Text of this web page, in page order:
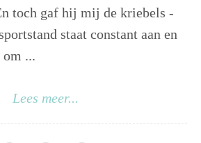
toch gaf hij mij de kriebels -
staat constant aan en
...
Lees meer...